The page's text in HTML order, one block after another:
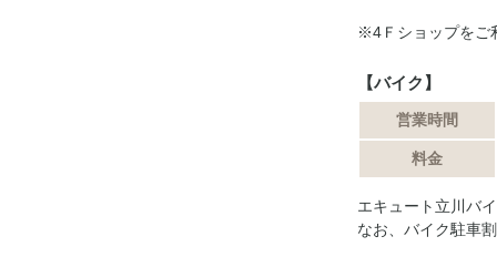
※4Ｆショップをご
【バイク】
営業時間
料金
エキュート立川バ
なお、バイク駐車